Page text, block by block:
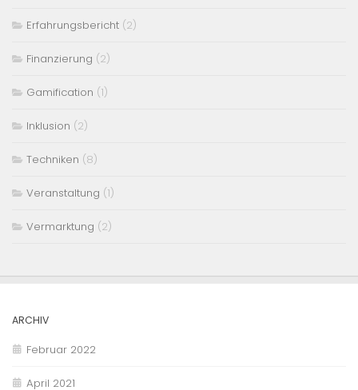
Erfahrungsbericht (2)
Finanzierung (2)
Gamification (1)
Inklusion (2)
Techniken (8)
Veranstaltung (1)
Vermarktung (2)
ARCHIV
Februar 2022
April 2021